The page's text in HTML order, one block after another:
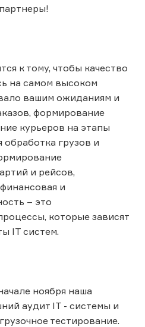
к тому, чтобы качество
на самом высоком
вашим ожиданиям и
формирование
курьеров на этапы
обработка грузов и
и рейсов,
и
– это
которые зависят
IT систем.
ноября наша
аудит IT - системы и
тестирование.